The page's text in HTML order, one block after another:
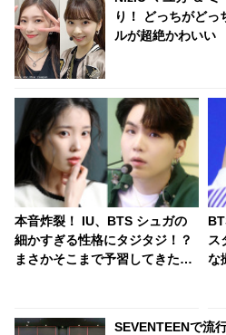
り！ どっちがどっ
ルが超絶かわいい
本音炸裂！ IU、BTS シュガの
細かすぎる性格にタジタジ！？
まさかそこまで予習してきたな
ピールが面白すぎる
ス
な
に
SEVENTEENで流